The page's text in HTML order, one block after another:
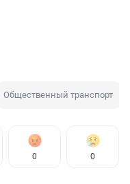
Общественный транспорт
0 0